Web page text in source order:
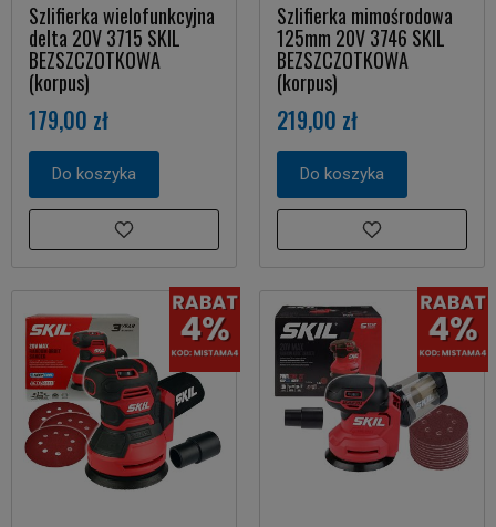
Szlifierka wielofunkcyjna
delta 20V 3715 SKIL
BEZSZCZOTKOWA
(korpus)
179,00 zł
Do koszyka
Szlifierka mimośrodowa
125mm 20V 3746 SKIL
BEZSZCZOTKOWA
(korpus)
219,00 zł
Do koszyka